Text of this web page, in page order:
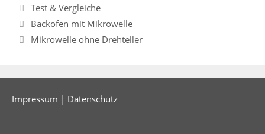
Kategorien
Test & Vergleiche
Backofen mit Mikrowelle
Mikrowelle ohne Drehteller
Impressum | Datenschutz